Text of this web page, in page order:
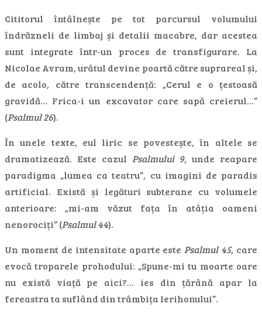
Cititorul întâlnește pe tot parcursul volumului
îndrăzneli de limbaj și detalii macabre, dar acestea
sunt integrate într-un proces de transfigurare. La
Nicolae Avram, urâtul devine poartă către suprareal și,
de acolo, către transcendență: „Cerul e o țestoasă
gravidă… Frica-i un excavator care sapă creierul…”
(Psalmul 26).
În unele texte, eul liric se povestește, în altele se
dramatizează. Este cazul Psalmului 9, unde reapare
paradigma „lumea ca teatru”, cu imagini de paradis
artificial. Există și legături subterane cu volumele
anterioare: „mi-am văzut fața în atâția oameni
nenorociți” (Psalmul 44).
Un moment de intensitate aparte este Psalmul 45, care
evocă troparele prohodului: „Spune-mi tu moarte oare
nu există viață pe aici?… ies din țărână apar la
fereastra ta suflând din trâmbița Ierihonului”.